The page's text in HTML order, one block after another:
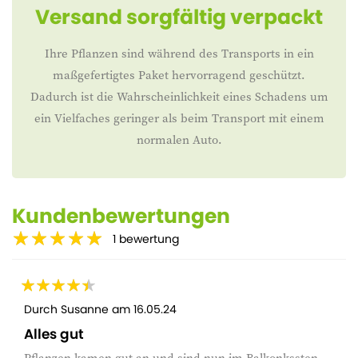
Versand sorgfältig verpackt
Ihre Pflanzen sind während des Transports in ein
maßgefertigtes Paket hervorragend geschützt.
Dadurch ist die Wahrscheinlichkeit eines Schadens um
ein Vielfaches geringer als beim Transport mit einem
normalen Auto.
Kundenbewertungen
1 bewertung
Durch Susanne am 16.05.24
Alles gut